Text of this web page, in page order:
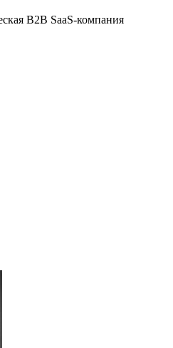
B2B SaaS-компания